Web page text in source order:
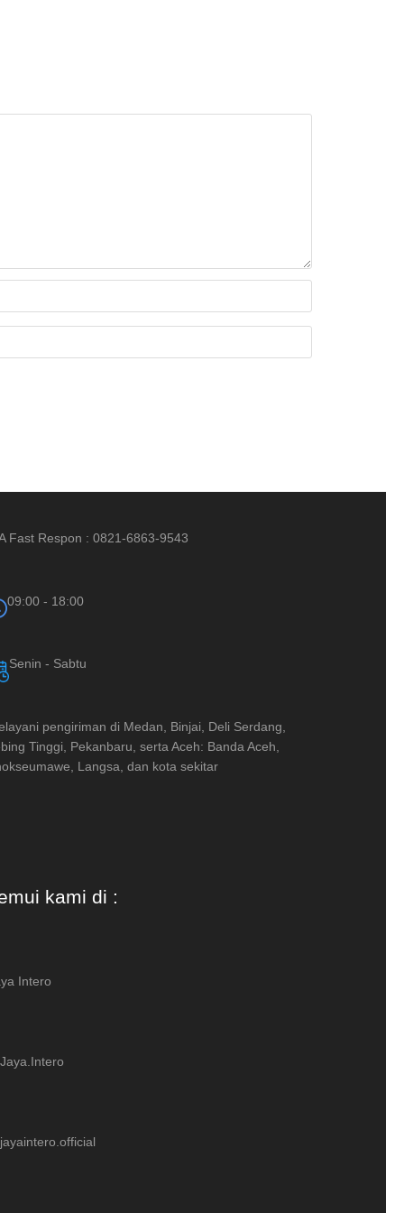
Fast Respon : 0821-6863-9543
09:00 - 18:00
Senin - Sabtu
pengiriman di Medan, Binjai, Deli Serdang,
Tinggi, Pekanbaru, serta Aceh: Banda Aceh,
Langsa, dan kota sekitar
kami di :
Intero